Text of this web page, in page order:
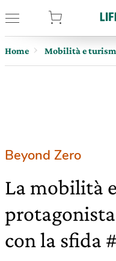
Home Mobilità e
Beyond Zero
La mobilità
con la sfida